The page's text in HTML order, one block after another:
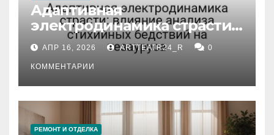
Адаптивная
электродинамика страсти:
влияние анализа
стихийных бедствий на
тезауруса
АПР 16, 2026 ARTTEATR24_R 0
КОММЕНТАРИИ
РЕМОНТ И ОТДЕЛКА